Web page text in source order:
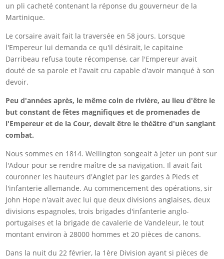
un pli cacheté contenant la réponse du gouverneur de la
Martinique.
Le corsaire avait fait la traversée en 58 jours. Lorsque
l'Empereur lui demanda ce qu'il désirait, le capitaine
Darribeau refusa toute récompense, car l'Empereur avait
douté de sa parole et l'avait cru capable d'avoir manqué à son
devoir.
Peu d'années après, le même coin de rivière, au lieu d'être le
but constant de fêtes magnifiques et de promenades de
l'Empereur et de la Cour, devait être le théâtre d'un sanglant
combat.
Nous sommes en 1814. Wellington songeait à jeter un pont sur
l'Adour pour se rendre maître de sa navigation. Il avait fait
couronner les hauteurs d'Anglet par les gardes à Pieds et
l'infanterie allemande. Au commencement des opérations, sir
John Hope n'avait avec lui que deux divisions anglaises, deux
divisions espagnoles, trois brigades d'infanterie anglo-
portugaises et la brigade de cavalerie de Vandeleur, le tout
montant environ à 28000 hommes et 20 pièces de canons.
Dans la nuit du 22 février, la 1ère Division ayant si pièces de